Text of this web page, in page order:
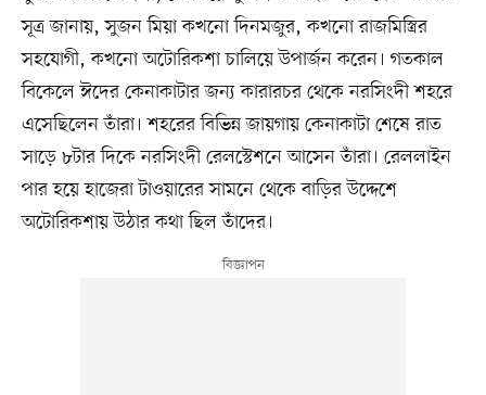
সূত্র জানায়, সুজন মিয়া কখনো দিনমজুর, কখনো রাজমিস্ত্রির
সহযোগী, কখনো অটোরিকশা চালিয়ে উপার্জন করেন। গতকাল
বিকেলে ঈদের কেনাকাটার জন্য কারারচর থেকে নরসিংদী শহরে
এসেছিলেন তাঁরা। শহরের বিভিন্ন জায়গায় কেনাকাটা শেষে রাত
সাড়ে ৮টার দিকে নরসিংদী রেলস্টেশনে আসেন তাঁরা। রেললাইন
পার হয়ে হাজেরা টাওয়ারের সামনে থেকে বাড়ির উদ্দেশে
অটোরিকশায় উঠার কথা ছিল তাঁদের।